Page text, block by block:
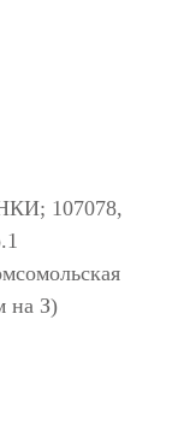
107078,
на З)